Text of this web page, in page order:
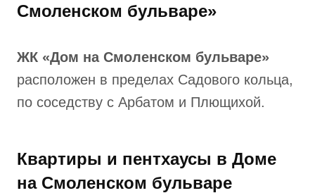
Смоленском бульваре»
ЖК «Дом на Смоленском бульваре»
расположен в пределах Садового кольца,
по соседству с Арбатом и Плющихой.
Квартиры и пентхаусы в Доме
на Смоленском бульваре